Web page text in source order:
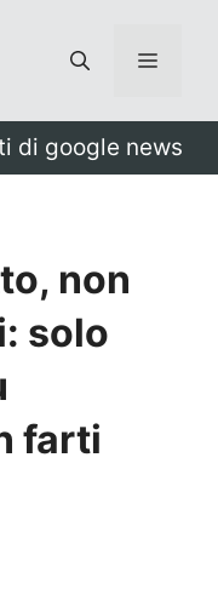
Menu
di google news
non
solo
farti